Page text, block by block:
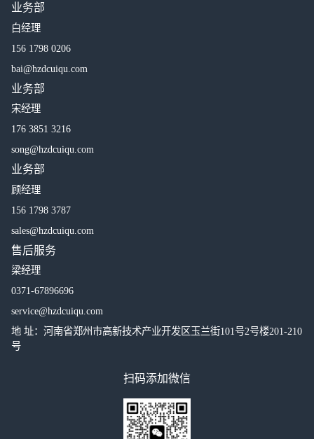
业务部
白经理
156 1798 0206
bai@hzdcuiqu.com
业务部
宋经理
176 3851 3216
song@hzdcuiqu.com
业务部
顾经理
156 1798 3787
sales@hzdcuiqu.com
售后服务
梁经理
0371-67896696
service@hzdcuiqu.com
地 址：河南省郑州市高新技术产业开发区玉兰街101号2号楼201-210
号
扫码添加微信